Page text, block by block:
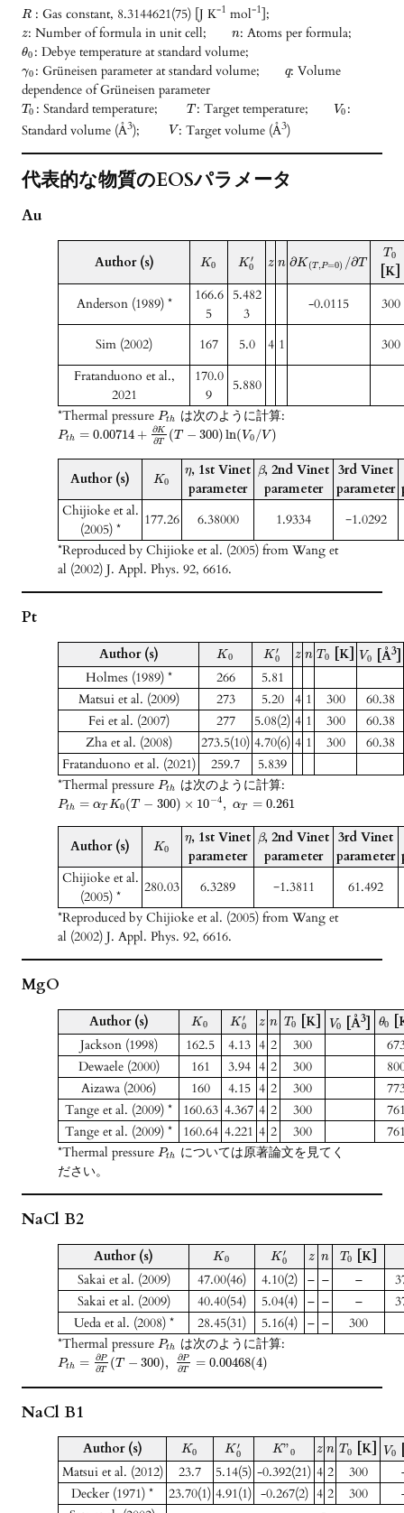
R: Gas constant, 8.3144621(75) [J K-1 mol-1];
z: Number of formula in unit cell; n: Atoms per formula;
θ0 : Debye temperature at standard volume;
γ0 : Grüneisen parameter at standard volume; q: Volume
dependence of Grüneisen parameter
T0 : Standard temperature; T : Target temperature; V0 :
Standard volume (Å3); V : Target volume (Å3)
代表的な物質のEOSパラメータ
Au
Author (s) K0 K ′
0 z n ∂K (T,P=0) /∂T
T0
[K]
Anderson (1989) *
166.6
5
5.482
3
-0.0115 300
Sim (2002) 167 5.0 4 1
300
Fratanduono et al.,
2021
170.0
9
5.880
*Thermal pressure Pth は次のように計算:
Pth = 0.00714 + ∂K
∂T (T − 300)ln(V0 /V )
Author (s) K0
η, 1st Vinet
parameter
β, 2nd Vinet
parameter
3rd Vinet
parameter
Chijioke et al.
(2005) *
177.26 6.38000 1.9334
−1.0292
*Reproduced by Chijioke et al. (2005) from Wang et
al (2002) J. Appl. Phys. 92, 6616.
Pt
Author (s) K0 K ′
0 z n T0 [K] V0 [Å3]
Holmes (1989) *
266
5.81
Matsui et al. (2009)
273 5.20 4 1 300
60.38
Fei et al. (2007)
277 5.08(2) 4 1 300
60.38
Zha et al. (2008)
273.5(10) 4.70(6) 4 1 300
60.38
Fratanduono et al. (2021)
259.7
5.839
*Thermal pressure Pth は次のように計算:
Pth = αT K0(T − 300) × 10−4 , αT = 0.261
Author (s) K0
η, 1st Vinet
parameter
β, 2nd Vinet
parameter
3rd Vinet
parameter
Chijioke et al.
(2005) *
280.03 6.3289 −1.3811
61.492
*Reproduced by Chijioke et al. (2005) from Wang et
al (2002) J. Appl. Phys. 92, 6616.
MgO
Author (s) K0 K ′
0 z n T0 [K] V0 [Å3 θ0
Jackson (1998)
162.5 4.13 4 2 300
Dewaele (2000)
161 3.94 4 2 300
Aizawa (2006)
160 4.15 4 2 300
Tange et al. (2009) *
160.63 4.367 4 2 300
Tange et al. (2009) *
160.64 4.221 4 2 300
*Thermal pressure Pth
については原著論文を見てく
ださい。
NaCl B2
Author (s) K0 K ′
0 z n T0
[K]
Sakai et al. (2009)
47.00(46) 4.10(2) – – –
Sakai et al. (2009)
40.40(54) 5.04(4) – – –
Ueda et al. (2008) *
28.45(31) 5.16(4) – –
300
*Thermal pressure Pth は次のように計算:
Pth = ∂P
∂T (T − 300), ∂P
∂T = 0.00468(4)
NaCl B1
Author (s) K0 K ′
0 K”0 z n T0 [K] V0
Matsui et al. (2012)
23.7 5.14(5) -0.392(21) 4 2 300
Decker (1971) *
23.70(1) 4.91(1) -0.267(2) 4 2 300